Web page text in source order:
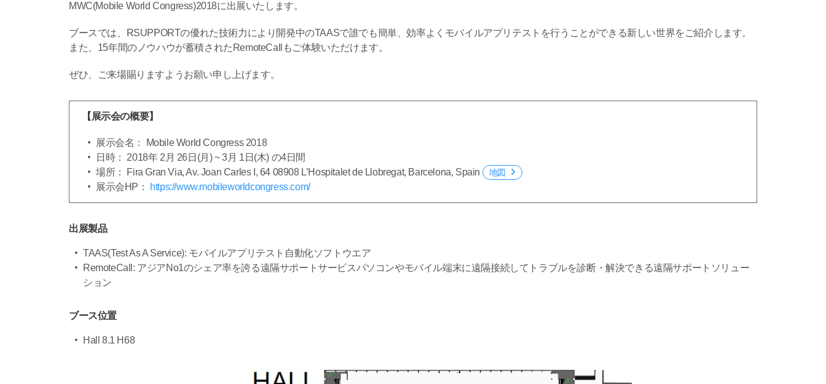
MWC(Mobile World Congress)2018に出展いたします。
ブースでは、RSUPPORTの優れた技術力により開発中のTAASで誰でも簡単、効率よくモバイルアプリテストを行うことができる新しい世界をご紹介します。
また、15年間のノウハウが蓄積されたRemoteCallもご体験いただけます。
ぜひ、ご来場賜りますようお願い申し上げます。
【展示会の概要】
展示会名：
Mobile World Congress 2018
日時： 2018年 2月 26日(月) ~ 3月 1日(木) の4日間
場所： Fira Gran Via, Av. Joan Carles I, 64 08908 L’Hospitalet de Llobregat, Barcelona, Spain
地図
展示会HP： https://www.mobileworldcongress.com/
出展製品
TAAS(Test As A Service): モバイルアプリテスト自動化ソフトウエア
RemoteCall: アジアNo1のシェア率を誇る遠隔サポートサービスパソコンやモバイル端末に遠隔接続してトラブルを診断・解決できる遠隔サポートソリュー
ション
ブース位置
Hall 8.1 H68